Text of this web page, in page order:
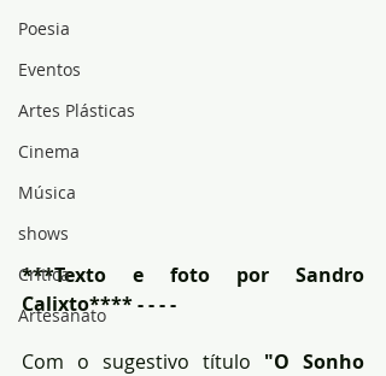
Poesia
Eventos
Artes Plásticas
Cinema
Música
shows
Crítica
Artesanato
***Texto e foto por Sandro
Calixto**** - - - -
Com o sugestivo título "O Sonho